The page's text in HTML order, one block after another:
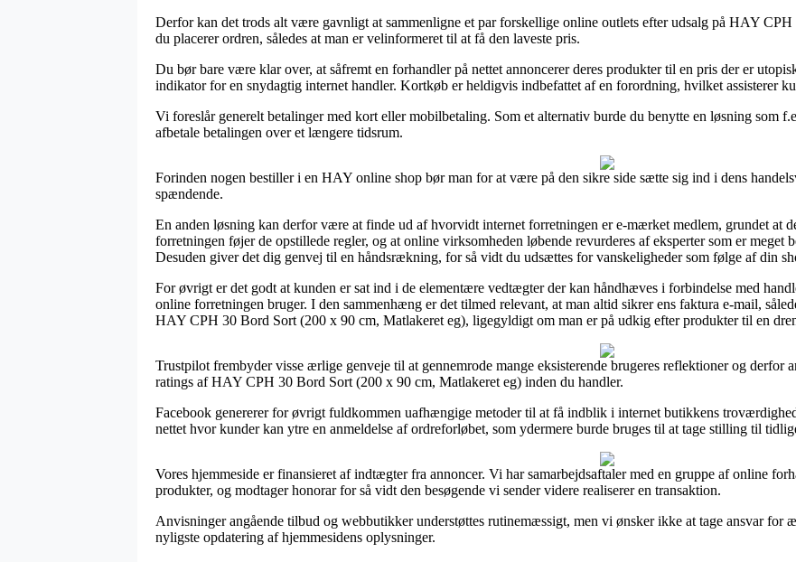
Derfor kan det trods alt være gavnligt at sammenligne et par forskellige online outlets efter udsalg på HAY
du placerer ordren, således at man er velinformeret til at få den laveste pris.
Du bør bare være klar over, at såfremt en forhandler på nettet annoncerer deres produkter til en pris der er
indikator for en snydagtig internet handler. Kortkøb er heldigvis indbefattet af en forordning, hvilket assisterer
Vi foreslår generelt betalinger med kort eller mobilbetaling. Som et alternativ burde du benytte en løsning som
afbetale betalingen over et længere tidsrum.
Forinden nogen bestiller i en HAY online shop bør man for at være på den sikre side sætte sig ind i dens
spændende.
En anden løsning kan derfor være at finde ud af hvorvidt internet forretningen er e-mærket medlem, grundet at
forretningen føjer de opstillede regler, og at online virksomheden løbende revurderes af eksperter som er meget
Desuden giver det dig genvej til en håndsrækning, for så vidt du udsættes for vanskeligheder som følge af din
For øvrigt er det godt at kunden er sat ind i de elementære vedtægter der kan håndhæves i forbindelse med
online forretningen bruger. I den sammenhæng er det tilmed relevant, at man altid sikrer ens faktura e-mail,
HAY CPH 30 Bord Sort (200 x 90 cm, Matlakeret eg), ligegyldigt om man er på udkig efter produkter til en
Trustpilot frembyder visse ærlige genveje til at gennemrode mange eksisterende brugeres reflektioner og derfor
ratings af HAY CPH 30 Bord Sort (200 x 90 cm, Matlakeret eg) inden du handler.
Facebook genererer for øvrigt fuldkommen uafhængige metoder til at få indblik i internet butikkens
nettet hvor kunder kan ytre en anmeldelse af ordreforløbet, som ydermere burde bruges til at tage stilling til
Vores hjemmeside er finansieret af indtægter fra annoncer. Vi har samarbejdsaftaler med en gruppe af online
produkter, og modtager honorar for så vidt den besøgende vi sender videre realiserer en transaktion.
Anvisninger angående tilbud og webbutikker understøttes rutinemæssigt, men vi ønsker ikke at tage ansvar for
nyligste opdatering af hjemmesidens oplysninger.